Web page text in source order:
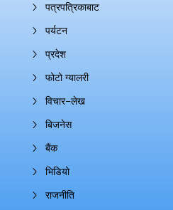
पत्रपत्रिकाबाट
पर्यटन
प्रदेश
फोटो ग्यालरी
विचार–लेख
बिजनेस
बैंक
भिडियो
राजनीति